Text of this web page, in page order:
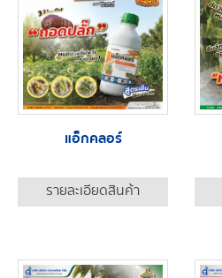
แอ็กคลอร์
รายละเอียดสินค้า